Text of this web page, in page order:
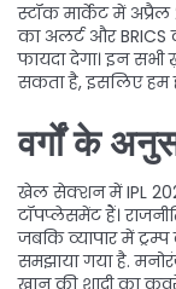
स्टॉक मार्केट में अप्रैल
का अलर्ट और BRICS
फायदा देगा। इन
सकता है, इसलिए हम
वर्गों के
खेल सेक्शन में IPL
टॉपप्लेसमेंट हैं।
जबकि व्यापार में
समझाया गया है.
खान की शादी का